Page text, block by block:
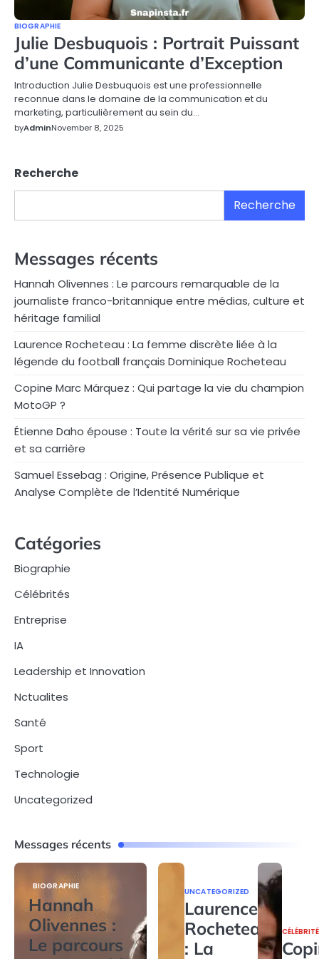
BIOGRAPHIE
Julie Desbuquois : Portrait Puissant
d’une Communicante d’Exception
Introduction Julie Desbuquois est une professionnelle
reconnue dans le domaine de la communication et du
marketing, particulièrement au sein du…
byAdminNovember 8, 2025
Recherche
Recherche
Messages récents
Hannah Olivennes : Le parcours remarquable de la
journaliste franco-britannique entre médias, culture et
héritage familial
Laurence Rocheteau : La femme discrète liée à la
légende du football français Dominique Rocheteau
Copine Marc Márquez : Qui partage la vie du champion
MotoGP ?
Étienne Daho épouse : Toute la vérité sur sa vie privée
et sa carrière
Samuel Essebag : Origine, Présence Publique et
Analyse Complète de l’Identité Numérique
Catégories
Biographie
Célébrités
Entreprise
IA
Leadership et Innovation
Nctualites
Santé
Sport
Technologie
Uncategorized
Messages récents
BIOGRAPHIE
Hannah
Olivennes :
Le parcours
UNCATEGORIZED
Laurence
Rocheteau
: La